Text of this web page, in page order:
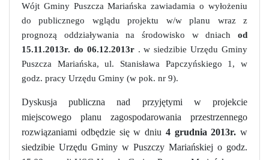
Wójt Gminy Puszcza Mariańska zawiadamia o wyłożeniu
do publicznego wglądu projektu w/w planu wraz z
prognozą oddziaływania na środowisko w dniach od
15.11.2013r. do 06.12.2013r. w siedzibie Urzędu Gminy
Puszcza Mariańska, ul. Stanisława Papczyńskiego 1, w
godz. pracy Urzędu Gminy (w pok. nr 9).
Dyskusja publiczna nad przyjętymi w projekcie
miejscowego planu zagospodarowania przestrzennego
rozwiązaniami odbędzie się w dniu 4 grudnia 2013r. w
siedzibie Urzędu Gminy w Puszczy Mariańskiej o godz.